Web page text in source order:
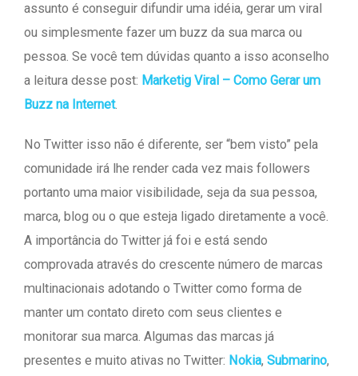
assunto é conseguir difundir uma idéia, gerar um viral
ou simplesmente fazer um buzz da sua marca ou
pessoa. Se você tem dúvidas quanto a isso aconselho
a leitura desse post: Marketig Viral – Como Gerar um
Buzz na Internet.
No Twitter isso não é diferente, ser “bem visto” pela
comunidade irá lhe render cada vez mais followers
portanto uma maior visibilidade, seja da sua pessoa,
marca, blog ou o que esteja ligado diretamente a você.
A importância do Twitter já foi e está sendo
comprovada através do crescente número de marcas
multinacionais adotando o Twitter como forma de
manter um contato direto com seus clientes e
monitorar sua marca. Algumas das marcas já
presentes e muito ativas no Twitter: Nokia, Submarino,